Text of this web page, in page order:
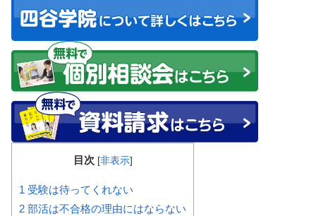
目次 [非表示]
1 受験は待ってくれない
2 部活は不合格の理由にはならない